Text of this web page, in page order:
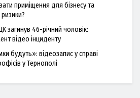
приміщення для бізнесу та
ризики?
загинув 46-річний чоловік:
відео інциденту
будуть»: відеозапис у справі
у Тернополі